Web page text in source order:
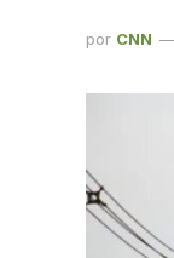
por CNN